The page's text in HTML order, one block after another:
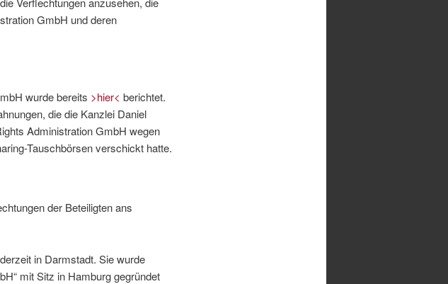
GmbH und deren
wurde bereits >hier< berichtet.
die die Kanzlei Daniel
Administration GmbH wegen
Tauschbörsen verschickt hatte.
der Beteiligten ans
in Darmstadt. Sie wurde
mit Sitz in Hamburg gegründet